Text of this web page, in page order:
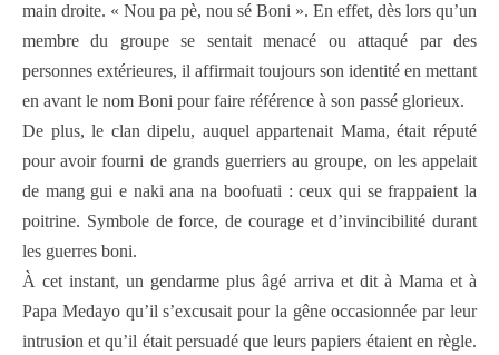
main droite. « Nou pa pè, nou sé Boni ». En effet, dès lors qu’un
membre du groupe se sentait menacé ou attaqué par des
personnes extérieures, il affirmait toujours son identité en mettant
en avant le nom Boni pour faire référence à son passé glorieux.
De plus, le clan dipelu, auquel appartenait Mama, était réputé
pour avoir fourni de grands guerriers au groupe, on les appelait
de mang gui e naki ana na boofuati : ceux qui se frappaient la
poitrine. Symbole de force, de courage et d’invincibilité durant
les guerres boni.
À cet instant, un gendarme plus âgé arriva et dit à Mama et à
Papa Medayo qu’il s’excusait pour la gêne occasionnée par leur
intrusion et qu’il était persuadé que leurs papiers étaient en règle.